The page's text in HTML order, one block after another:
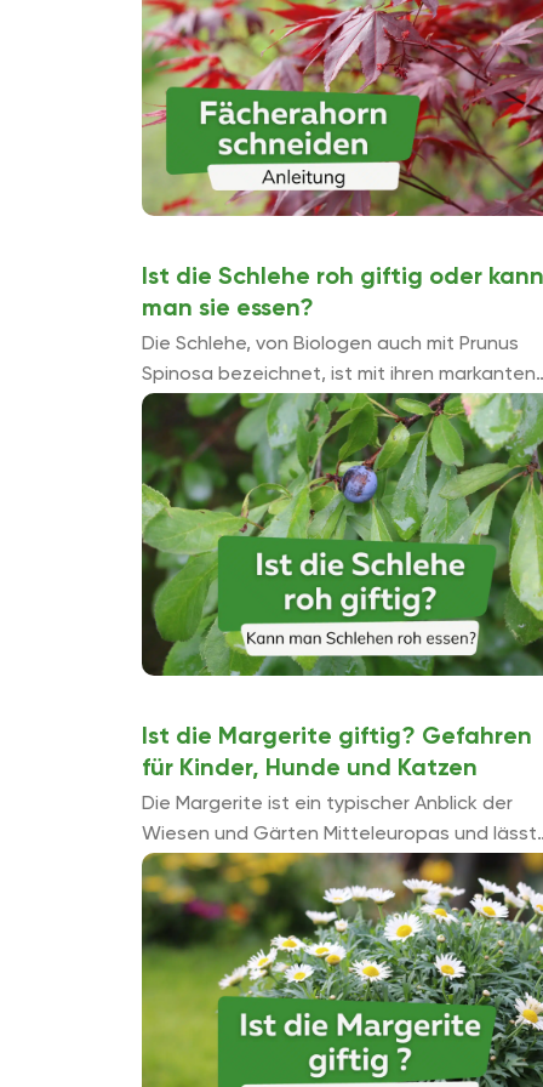
Ist die Schlehe roh giftig oder kann
man sie essen?
Die Schlehe, von Biologen auch mit Prunus
Spinosa bezeichnet, ist mit ihren markanten
Stacheln und ihren tiefdunkelblauen Beeren
häufig anzutreffen und dementsprechend
bekannt. Früher waren die Früchte ...
Ist die Margerite giftig? Gefahren
für Kinder, Hunde und Katzen
Die Margerite ist ein typischer Anblick der
Wiesen und Gärten Mitteleuropas und lässt
sich ohne großen Aufwand halten. Die
Korbblütler mit ihren weißen Blütenblä...